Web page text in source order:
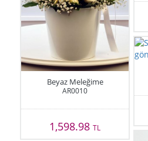
Beyaz Meleğime
AR0010
1,598.98TL